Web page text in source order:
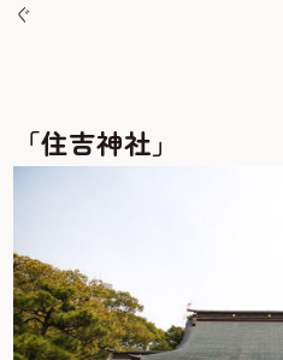
ぐ
「住吉神社」